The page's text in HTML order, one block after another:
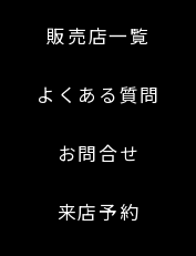
販売店一覧
よくある質問
お問合せ
来店予約